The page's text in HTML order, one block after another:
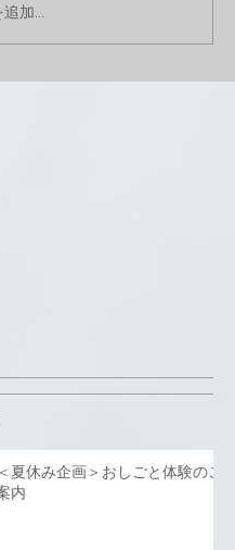
追加…
＜夏休み企画＞おしごと体験のご
内